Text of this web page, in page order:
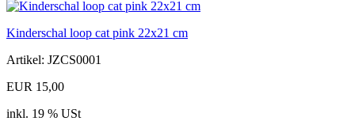
Kinderschal loop cat pink 22x21 cm
Artikel: JZCS0001
EUR 15,00
inkl. 19 % USt